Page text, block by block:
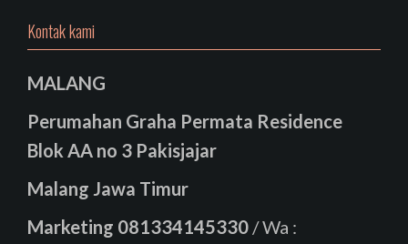
Kontak kami
MALANG
Perumahan Graha Permata Residence
Blok AA no 3 Pakisjajar
Malang Jawa Timur
Marketing 081334145330 / Wa :